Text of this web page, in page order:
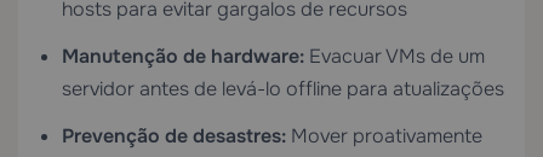
hosts para evitar gargalos de recursos
Manutenção de hardware: Evacuar VMs de um
servidor antes de levá-lo offline para atualizações
Prevenção de desastres: Mover proativamente